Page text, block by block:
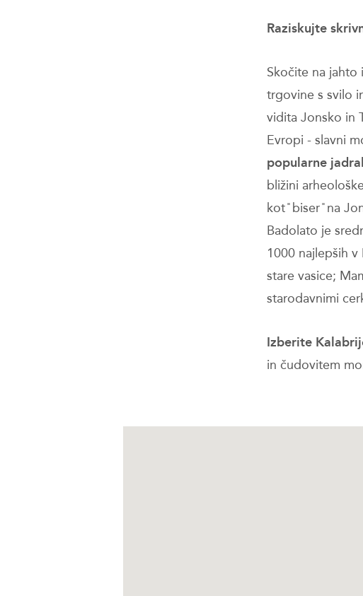
Raziskujte
Skočite na jahto
trgovine s svilo
vidita Jonsko in
Evropi - slavni
popularne
bližini
kot ̎ biser ̎ na
Badolato je
1000 najlepših
stare vasice;
starodavnimi
Izberite
in čudovitem